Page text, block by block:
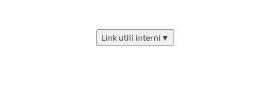
Link utili interni ▼